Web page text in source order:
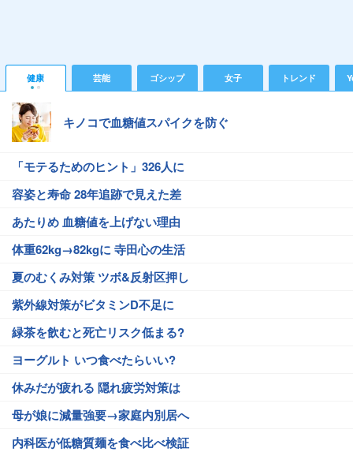
健康 芸能 ゴシップ 女子 トレンド
キノコで血糖値スパイクを防ぐ
「モテるためのヒント」326人に
容姿と寿命 28年追跡で見えた差
あたりめ 血糖値を上げない理由
体重62kg→82kgに 寺田心の生活
夏のむくみ対策 ツボ&反射区押し
紫外線対策がビタミンD不足に
緑茶を飲むと死亡リスク低まる?
ヨーグルト いつ食べたらいい?
休みだが疲れる 隠れ疲労対策は
母が娘に減量強要→家庭内別居へ
内科医が低糖質麺を食べ比べ検証